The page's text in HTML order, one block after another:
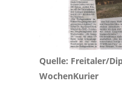
Quelle: Freitaler/
WochenKurier